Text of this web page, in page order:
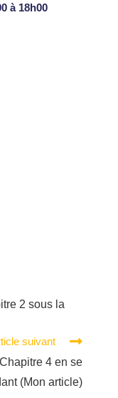
à 18h00
2 sous la
suivant
4 en se
(Mon article)